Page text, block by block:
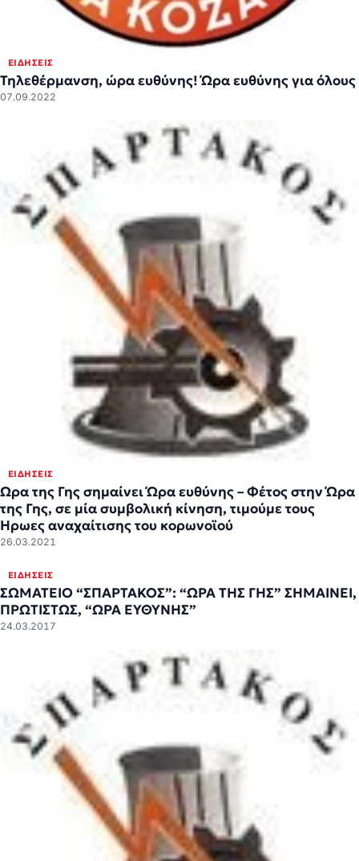
ΕΙΔΉΣΕΙΣ
Τηλεθέρμανση, ώρα ευθύνης! Ώρα ευθύνης για όλους
07.09.2022
ΕΙΔΉΣΕΙΣ
Ωρα της Γης σημαίνει Ώρα ευθύνης – Φέτος στην Ώρα
της Γης, σε μία συμβολική κίνηση, τιμούμε τους
Ήρωες αναχαίτισης του κορωνοϊού
26.03.2021
ΕΙΔΉΣΕΙΣ
ΣΩΜΑΤΕΙΟ “ΣΠΑΡΤΑΚΟΣ”: “ΩΡΑ ΤΗΣ ΓΗΣ” ΣΗΜΑΙΝΕΙ,
ΠΡΩΤΙΣΤΩΣ, “ΩΡΑ ΕΥΘΥΝΗΣ”
24.03.2017